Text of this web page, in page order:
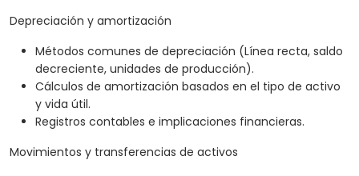
Depreciación y amortización
Métodos comunes de depreciación (Línea recta, saldo
decreciente, unidades de producción).
Cálculos de amortización basados en el tipo de activo
y vida útil.
Registros contables e implicaciones financieras.
Movimientos y transferencias de activos